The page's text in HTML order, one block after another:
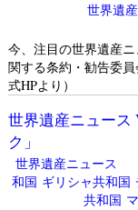
世界遺
今、注目の世界遺産
関する条約・勧告委
式HPより）
世界遺産ニュース
ク」
世界遺産ニュース
和国 ギリシャ共和国
共和国